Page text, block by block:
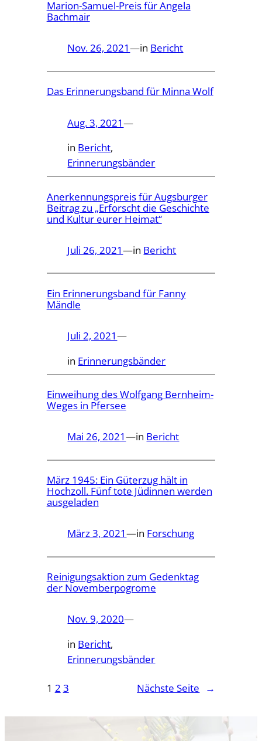
Marion-Samuel-Preis für Angela
Bachmair
Nov. 26, 2021—in Bericht
Das Erinnerungsband für Minna Wolf
Aug. 3, 2021—
in Bericht
Erinnerungsbänder
Anerkennungspreis für Augsburger
Beitrag zu „Erforscht die Geschichte
und Kultur eurer Heimat“
Juli 26, 2021—in Bericht
Ein Erinnerungsband für Fanny
Mändle
Juli 2, 2021—
in Erinnerungsbänder
Einweihung des Wolfgang Bernheim-
Weges in Pfersee
Mai 26, 2021—in Bericht
März 1945: Ein Güterzug hält in
Hochzoll. Fünf tote Jüdinnen werden
ausgeladen
März 3, 2021—in Forschung
Reinigungsaktion zum Gedenktag
der Novemberpogrome
Nov. 9, 2020—
in Bericht
Erinnerungsbänder
1 2 3 Nächste Seite →